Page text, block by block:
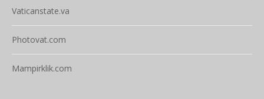
Vaticanstate.va
Photovat.com
Mampirklik.com